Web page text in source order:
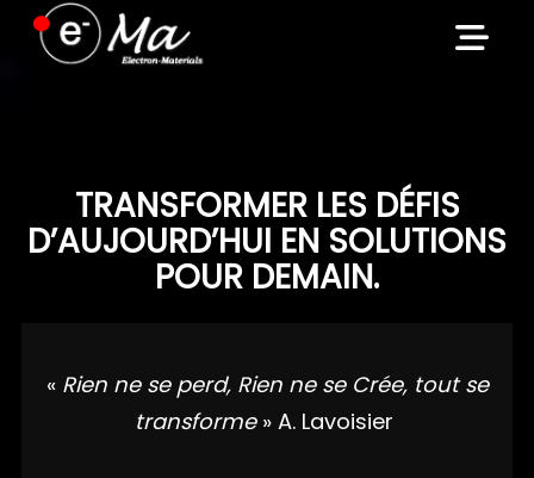
Skip
TRANSFORMER LES DÉFIS
D’AUJOURD’HUI EN SOLUTIONS
POUR DEMAIN.
« Rien ne se perd, Rien ne se Crée, tout se
transforme » A. Lavoisier